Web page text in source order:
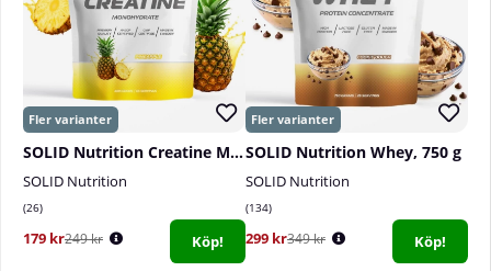
SOLID Nutrition Creatine Monohydrate, 400 g
SOLID Nutrition
26
179 kr249 kr Köp!
SOLID Nutrition Whey, 750 g
SOLID Nutrition
134
299 kr349 kr Köp!